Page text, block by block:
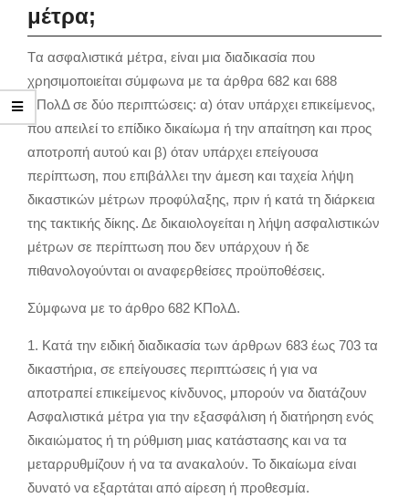
μέτρα;
Tα ασφαλιστικά μέτρα, είναι μια διαδικασία που
χρησιμοποιείται σύμφωνα με τα άρθρα 682 και 688
ΚΠολΔ σε δύο περιπτώσεις: α) όταν υπάρχει επικείμενος,
που απειλεί το επίδικο δικαίωμα ή την απαίτηση και προς
αποτροπή αυτού και β) όταν υπάρχει επείγουσα
περίπτωση, που επιβάλλει την άμεση και ταχεία λήψη
δικαστικών μέτρων προφύλαξης, πριν ή κατά τη διάρκεια
της τακτικής δίκης. Δε δικαιολογείται η λήψη ασφαλιστικών
μέτρων σε περίπτωση που δεν υπάρχουν ή δε
πιθανολογούνται οι αναφερθείσες προϋποθέσεις.
Σύμφωνα με το άρθρο 682 ΚΠολΔ.
1. Κατά την ειδική διαδικασία των άρθρων 683 έως 703 τα
δικαστήρια, σε επείγουσες περιπτώσεις ή για να
αποτραπεί επικείμενος κίνδυνος, μπορούν να διατάζουν
Ασφαλιστικά μέτρα για την εξασφάλιση ή διατήρηση ενός
δικαιώματος ή τη ρύθμιση μιας κατάστασης και να τα
μεταρρυθμίζουν ή να τα ανακαλούν. Το δικαίωμα είναι
δυνατό να εξαρτάται από αίρεση ή προθεσμία.